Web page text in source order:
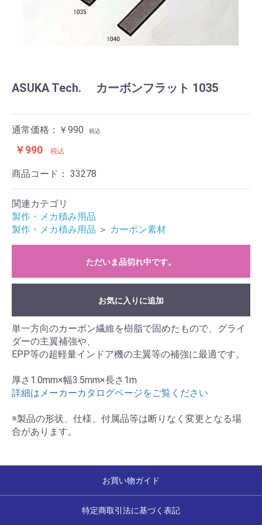
ASUKA Tech. カーボンフラット 1035
通常価格：￥990 税込
￥990 税込
商品コード： 33278
関連カテゴリ
製作・メカ積み用品
製作・メカ積み用品 ＞ カーボン素材
ただいま品切れ中です。
お気に入りに追加
単一方向のカーボン繊維を樹脂で固めたもので、グライ
ダーの主翼補強や、
EPP等の超軽量インドア機の主翼等の補強に最適です。
厚さ1.0mm×幅3.5mm×長さ1m
詳細はメーカーカタログページをご覧ください
※製品の形状、仕様、付属品等は断りなく変更となる場
合があります。
お買い物ガイド
特定商取引法に基づく表記